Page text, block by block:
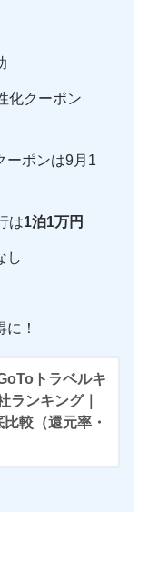
化クーポン
ーポンは9月1
は1泊1万円
し
！
トラベルキ
ランキング｜
較（還元率・